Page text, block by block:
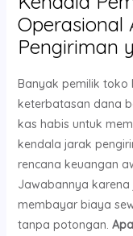
Operasional
Pengiriman
Banyak pemilik toko
keterbatasan dana
kas habis untuk
kendala jarak
rencana keuangan
Jawabannya
membayar biaya
tanpa potongan.